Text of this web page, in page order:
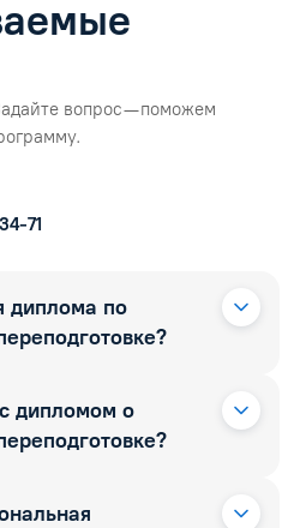
вопрос — поможем
71
диплома по
дипломом о